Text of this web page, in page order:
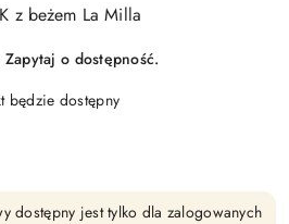
z beżem La Milla
o dostępność.
będzie dostępny
dostępny jest tylko dla zalogowanych